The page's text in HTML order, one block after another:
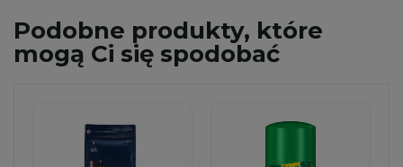
Podobne produkty, które
mogą Ci się spodobać